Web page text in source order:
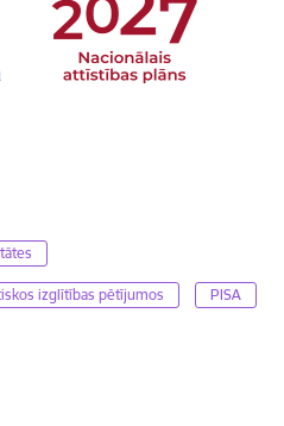
izglītības pētījumos PISA